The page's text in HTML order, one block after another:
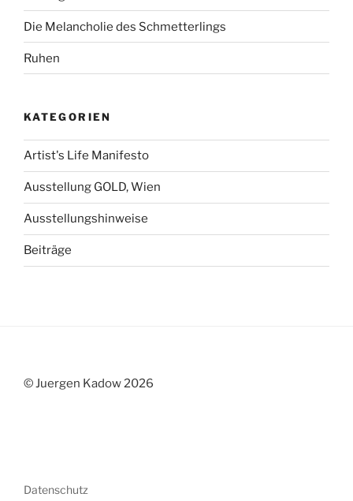
Die Melancholie des Schmetterlings
Ruhen
KATEGORIEN
Artist's Life Manifesto
Ausstellung GOLD, Wien
Ausstellungshinweise
Beiträge
© Juergen Kadow 2026
Datenschutz